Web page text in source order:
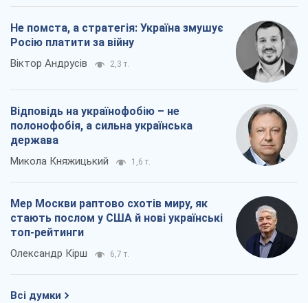
Не помста, а стратегія: Україна змушує
Росію платити за війну
Віктор Андрусів 2,3 т.
Відповідь на українофобію – не
полонофобія, а сильна українська
держава
Микола Княжицький 1,6 т.
Мер Москви раптово схотів миру, як
стають послом у США й нові українські
топ-рейтинги
Олександр Кірш 6,7 т.
Всі думки